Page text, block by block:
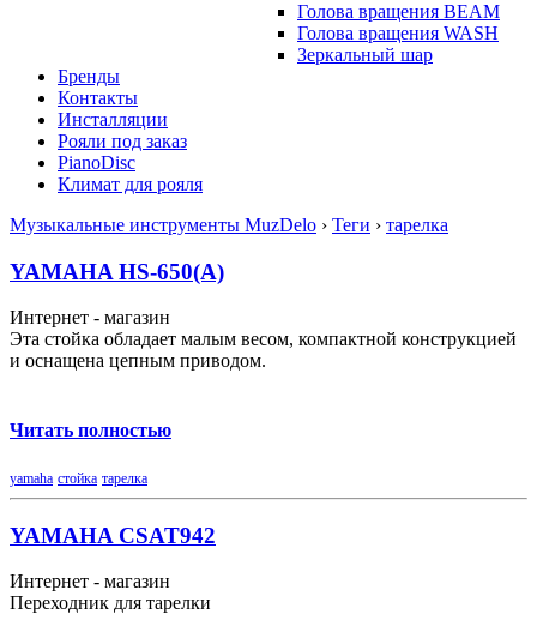
Голова вращения BEAM
Голова вращения WASH
Зеркальный шар
Бренды
Контакты
Инсталляции
Рояли под заказ
PianoDisc
Климат для рояля
Музыкальные инструменты MuzDelo › Теги › тарелка
YAMAHA HS-650(A)
Интернет - магазин
Эта стойка обладает малым весом, компактной конструкцией
и оснащена цепным приводом.
Читать полностью
yamaha стойка тарелка
YAMAHA CSAT942
Интернет - магазин
Переходник для тарелки